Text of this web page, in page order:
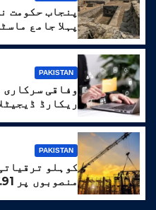
پنجاب حکومت
پہلا جامع
PAKISTAN
ریکارڈ
PAKISTAN
منصوبوں پر 7.91 ارب روپے خرچ